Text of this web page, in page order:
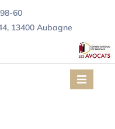
60
13400 Aubagne